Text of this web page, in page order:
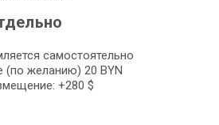
самостоятельно
(по желанию) 20 BYN
+280 $